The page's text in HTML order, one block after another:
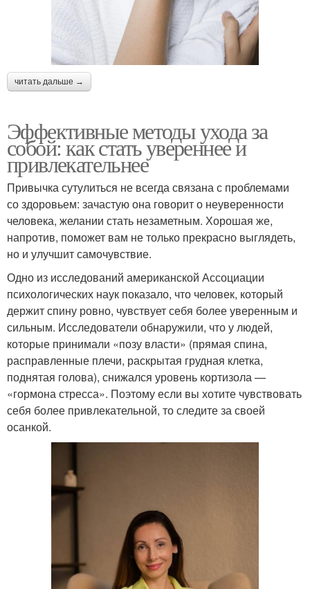
читать дальше →
Эффективные методы ухода за
собой: как стать увереннее и
привлекательнее
Привычка сутулиться не всегда связана с проблемами
со здоровьем: зачастую она говорит о неуверенности
человека, желании стать незаметным. Хорошая же,
напротив, поможет вам не только прекрасно выглядеть,
но и улучшит самочувствие.
Одно из исследований американской Ассоциации
психологических наук показало, что человек, который
держит спину ровно, чувствует себя более уверенным и
сильным. Исследователи обнаружили, что у людей,
которые принимали «позу власти» (прямая спина,
расправленные плечи, раскрытая грудная клетка,
поднятая голова), снижался уровень кортизола —
«гормона стресса». Поэтому если вы хотите чувствовать
себя более привлекательной, то следите за своей
осанкой.